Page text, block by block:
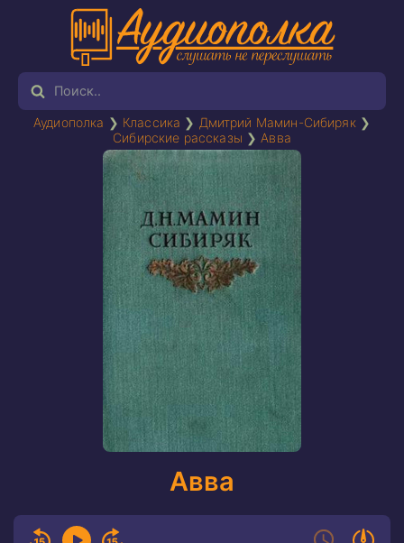
Аудиополка ❯ Классика ❯ Дмитрий Мамин-Сибиряк ❯
Сибирские рассказы ❯ Авва
Авва